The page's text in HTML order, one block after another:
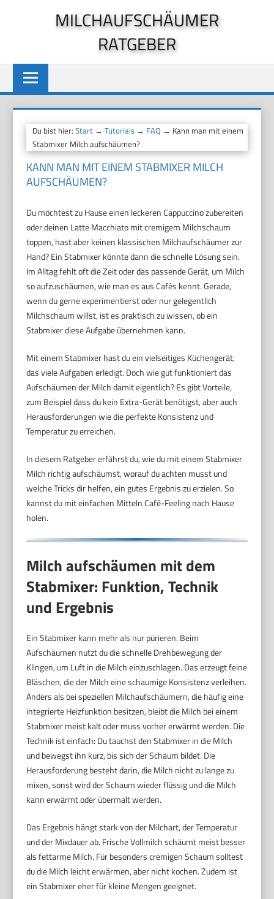
MILCHAUFSCHÄUMER
RATGEBER
Du bist hier:Start →Tutorials → FAQ → Kann man mit einem
Stabmixer Milch aufschäumen?
KANN MAN MIT EINEM STABMIXER MILCH
AUFSCHÄUMEN?
Du möchtest zu Hause einen leckeren Cappuccino zubereiten
oder deinen Latte Macchiato mit cremigem Milchschaum
toppen, hast aber keinen klassischen Milchaufschäumer zur
Hand? Ein Stabmixer könnte dann die schnelle Lösung sein.
Im Alltag fehlt oft die Zeit oder das passende Gerät, um Milch
so aufzuschäumen, wie man es aus Cafés kennt. Gerade,
wenn du gerne experimentierst oder nur gelegentlich
Milchschaum willst, ist es praktisch zu wissen, ob ein
Stabmixer diese Aufgabe übernehmen kann.
Mit einem Stabmixer hast du ein vielseitiges Küchengerät,
das viele Aufgaben erledigt. Doch wie gut funktioniert das
Aufschäumen der Milch damit eigentlich? Es gibt Vorteile,
zum Beispiel dass du kein Extra-Gerät benötigst, aber auch
Herausforderungen wie die perfekte Konsistenz und
Temperatur zu erreichen.
In diesem Ratgeber erfährst du, wie du mit einem Stabmixer
Milch richtig aufschäumst, worauf du achten musst und
welche Tricks dir helfen, ein gutes Ergebnis zu erzielen. So
kannst du mit einfachen Mitteln Café-Feeling nach Hause
holen.
Milch aufschäumen mit dem
Stabmixer: Funktion, Technik
und Ergebnis
Ein Stabmixer kann mehr als nur pürieren. Beim
Aufschäumen nutzt du die schnelle Drehbewegung der
Klingen, um Luft in die Milch einzuschlagen. Das erzeugt feine
Bläschen, die der Milch eine schaumige Konsistenz verleihen.
Anders als bei speziellen Milchaufschäumern, die häufig eine
integrierte Heizfunktion besitzen, bleibt die Milch bei einem
Stabmixer meist kalt oder muss vorher erwärmt werden. Die
Technik ist einfach: Du tauchst den Stabmixer in die Milch
und bewegst ihn kurz, bis sich der Schaum bildet. Die
Herausforderung besteht darin, die Milch nicht zu lange zu
mixen, sonst wird der Schaum wieder flüssig und die Milch
kann erwärmt oder übermalt werden.
Das Ergebnis hängt stark von der Milchart, der Temperatur
und der Mixdauer ab. Frische Vollmilch schäumt meist besser
als fettarme Milch. Für besonders cremigen Schaum solltest
du die Milch leicht erwärmen, aber nicht kochen. Zudem ist
ein Stabmixer eher für kleine Mengen geeignet.